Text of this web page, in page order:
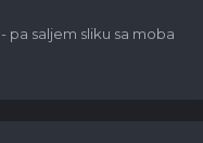
pa saljem sliku sa moba